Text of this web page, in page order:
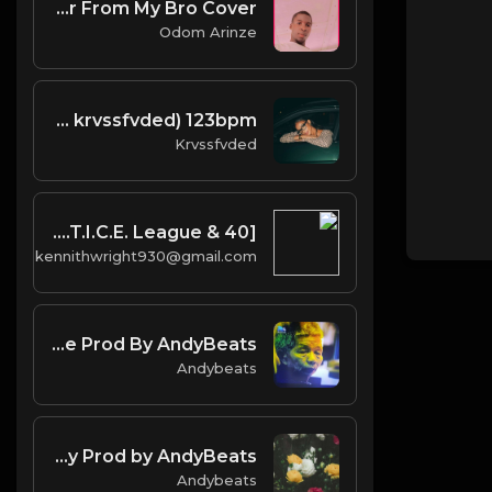
Manter_-_Letter From My Bro Cover
Odom Arinze
think about me (prod. by krvssfvded) 123bpm
Krvssfvded
Paris Morton Music [Prod. J.U.S.T.I.C.E. League & 40]
kennithwright930@gmail.com
Good Hope Prod By AndyBeats
Andybeats
Lovely day Prod by AndyBeats
Andybeats